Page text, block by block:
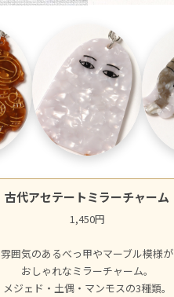
古代アセテートミラーチャーム
1,450円
雰囲気のあるべっ甲やマーブル模様が
おしゃれなミラーチャーム。
メジェド・土偶・マンモスの3種類。